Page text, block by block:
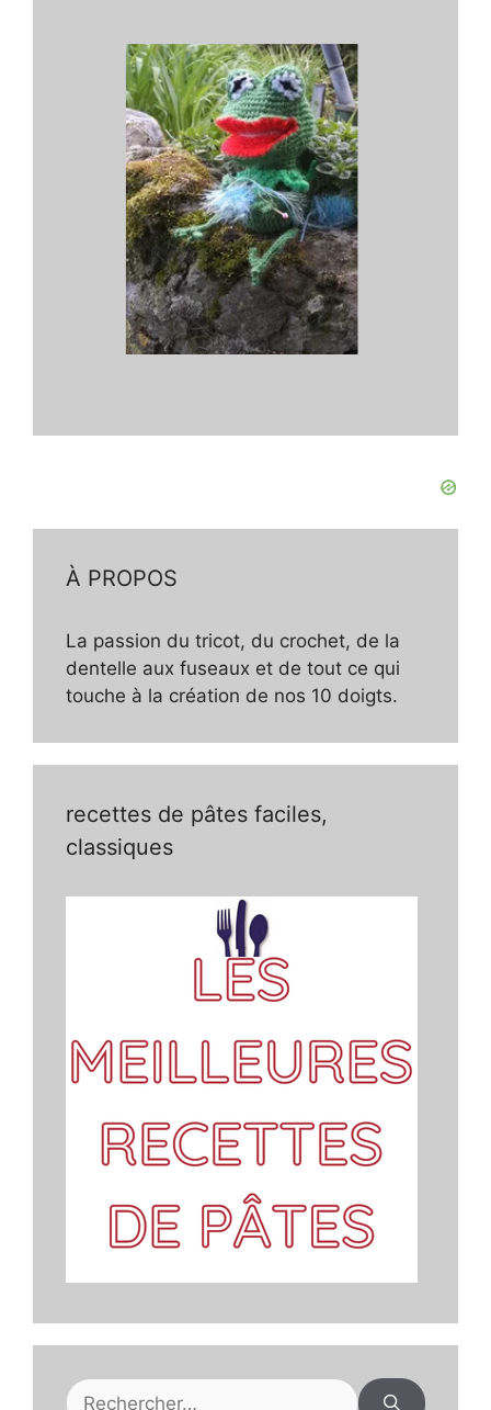
À PROPOS
La passion du tricot, du crochet, de la
dentelle aux fuseaux et de tout ce qui
touche à la création de nos 10 doigts.
recettes de pâtes faciles,
classiques
Rechercher :